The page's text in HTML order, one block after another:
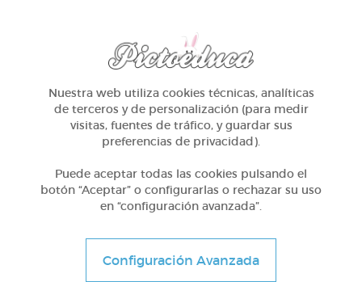
Conociendo nuestro cuerpo
Nuestra web utiliza cookies técnicas, analíticas
de terceros y de personalización (para medir
visitas, fuentes de tráfico, y guardar sus
preferencias de privacidad).
Puede aceptar todas las cookies pulsando el
botón “Aceptar” o configurarlas o rechazar su uso
en “configuración avanzada”.
Configuración Avanzada